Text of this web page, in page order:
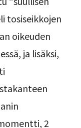
tosiseikkojen
oikeuden
ja lisäksi,
2